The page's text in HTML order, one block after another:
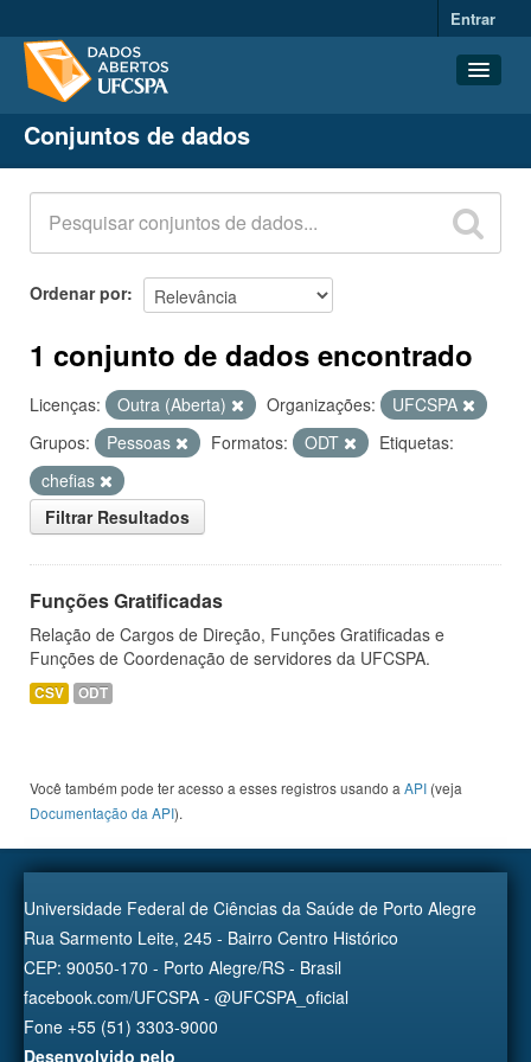
Entrar
Conjuntos de dados
Organizações
Grupos
Sobre
Conjuntos de dados
Ordenar por
1 conjunto de dados encontrado
Licenças: Outra (Aberta) Organizações:
UFCSPA
Grupos:
Pessoas Formatos: ODT
Etiquetas:
chefias
Filtrar Resultados
Funções Gratificadas
Relação de Cargos de Direção, Funções Gratificadas e
Funções de Coordenação de servidores da UFCSPA.
CSV ODT
Você também pode ter acesso a esses registros usando a API (veja
Documentação da API).
Universidade Federal de Ciências da Saúde de Porto Alegre
Rua Sarmento Leite, 245 - Bairro Centro Histórico
CEP: 90050-170 - Porto Alegre/RS - Brasil
facebook.com/UFCSPA - @UFCSPA_oficial
Fone +55 (51) 3303-9000
Desenvolvido pelo